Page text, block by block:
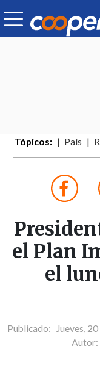
Tópicos: País
el Plan
el
Publicado: Jueves,
Autor: